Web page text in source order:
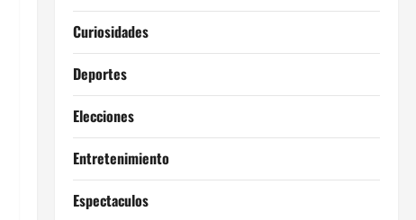
Curiosidades
Deportes
Elecciones
Entretenimiento
Espectaculos